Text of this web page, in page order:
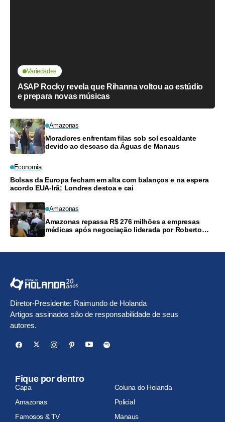
Variedades
A$AP Rocky revela que Rihanna voltou ao estúdio
e prepara novas músicas
Amazonas
Moradores enfrentam filas sob sol escaldante
devido ao descaso da Águas de Manaus
Economia
Bolsas da Europa fecham em alta com balanços e na espera
acordo EUA-Irã; Londres destoa e cai
Amazonas
Amazonas repassa R$ 276 milhões a empresas
médicas após negociação liderada por Roberto
Diretor-Presidente: Raimundo de Holanda
Artigos assinados são de responsabilidade de seus
autores.
Fique por dentro
Capa
Coluna do Holanda
Amazonas
Policial
Famosos & TV
Manaus